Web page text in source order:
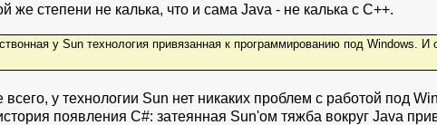
же степени не калька, что и сама Java - не калька с С++.
у Sun технология привязанная к программированию под Windows. И
у технологии Sun нет никаких проблем с работой под
появления C#: затеянная Sun'ом тяжба вокруг Java